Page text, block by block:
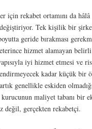
için rekabet ortamını da
değiştiriyor. Tek kişilik bir
geride bırakması
hizmet alamayan
iyi hizmet etmesi ve
kadar küçük bir
genellikle eskiden
maliyet tabanı bir
değil, gerçekten rekabetçi.